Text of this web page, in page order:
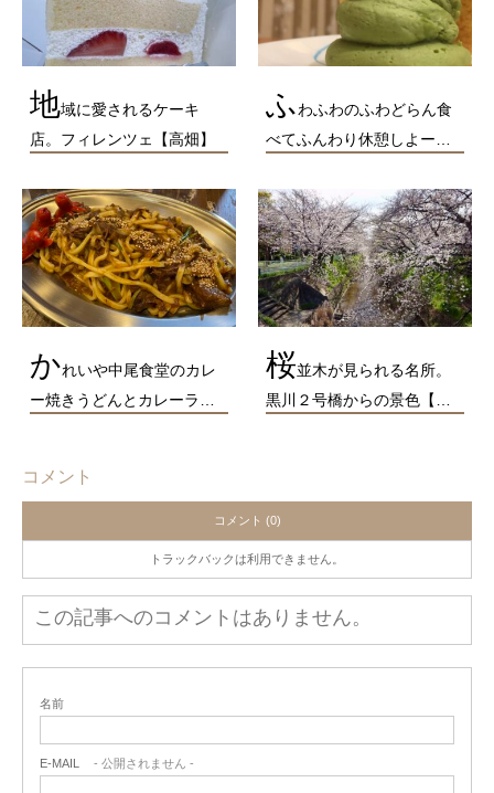
地域に愛されるケーキ
店。フィレンツェ【高畑】
ふわふわのふわどらん食
べてふんわり休憩しよー…
かれいや中尾食堂のカレ
ー焼きうどんとカレーラ…
桜並木が見られる名所。
黒川２号橋からの景色【…
コメント
コメント (0)
トラックバックは利用できません。
この記事へのコメントはありません。
名前
E-MAIL - 公開されません -